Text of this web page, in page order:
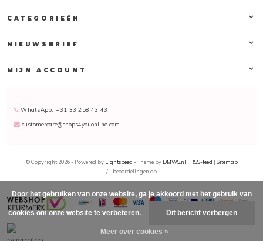
CATEGORIEËN
NIEUWSBRIEF
MIJN ACCOUNT
WhatsApp: +31 33 258 43 43
customercare@shops4youonline.com
© Copyright 2026 - Powered by Lightspeed - Theme by DMWS.nl | RSS-feed | Sitemap
/- beoordelingen op
Door het gebruiken van onze website, ga je akkoord met het gebruik van
cookies om onze website te verbeteren. Dit bericht verbergen
Meer over cookies »